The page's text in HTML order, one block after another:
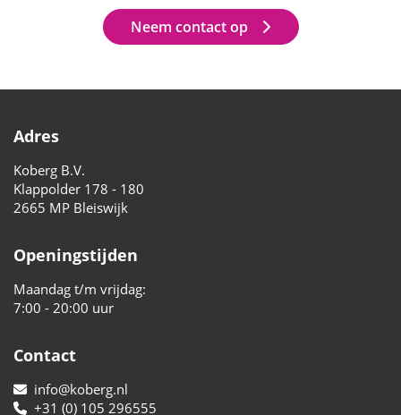
Neem contact op
Adres
Koberg B.V.
Klappolder 178 - 180
2665 MP Bleiswijk
Openingstijden
Maandag t/m vrijdag:
7:00 - 20:00 uur
Contact
info@koberg.nl
+31 (0) 105 296555